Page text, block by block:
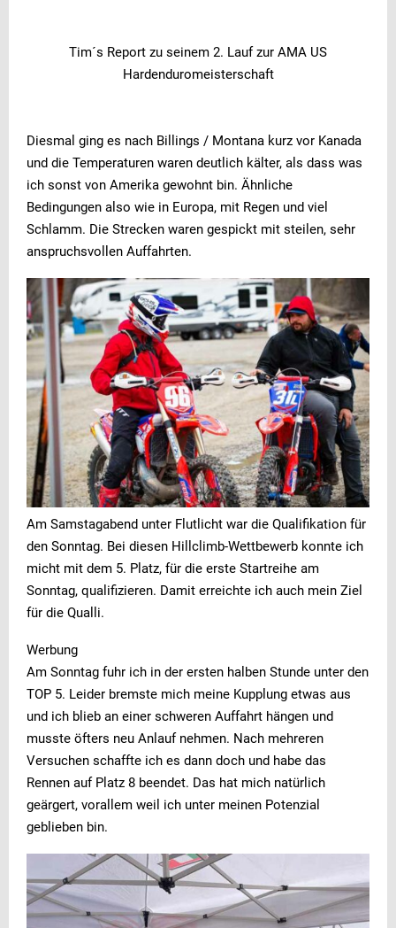
Tim´s Report zu seinem 2. Lauf zur AMA US
Hardenduromeisterschaft
Diesmal ging es nach Billings / Montana kurz vor Kanada
und die Temperaturen waren deutlich kälter, als dass was
ich sonst von Amerika gewohnt bin. Ähnliche
Bedingungen also wie in Europa, mit Regen und viel
Schlamm. Die Strecken waren gespickt mit steilen, sehr
anspruchsvollen Auffahrten.
Am Samstagabend unter Flutlicht war die Qualifikation für
den Sonntag. Bei diesen Hillclimb-Wettbewerb konnte ich
micht mit dem 5. Platz, für die erste Startreihe am
Sonntag, qualifizieren. Damit erreichte ich auch mein Ziel
für die Qualli.
Werbung
Am Sonntag fuhr ich in der ersten halben Stunde unter den
TOP 5. Leider bremste mich meine Kupplung etwas aus
und ich blieb an einer schweren Auffahrt hängen und
musste öfters neu Anlauf nehmen. Nach mehreren
Versuchen schaffte ich es dann doch und habe das
Rennen auf Platz 8 beendet. Das hat mich natürlich
geärgert, vorallem weil ich unter meinen Potenzial
geblieben bin.